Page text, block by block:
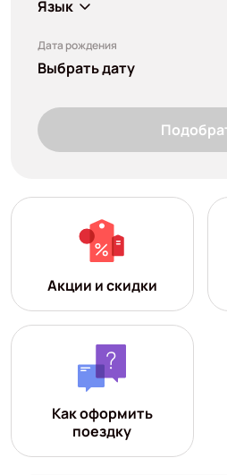
Язык
Дата рождения
Выбрать дату
Акции и скидки
Как оформить
поездку